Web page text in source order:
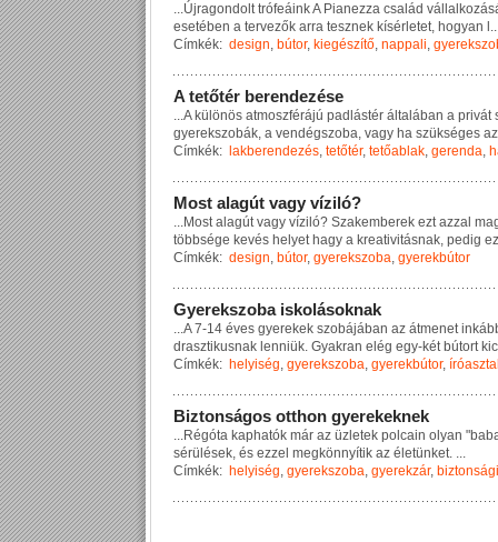
...Újragondo t trófeáin kA Pianezza csa ád vá a kozás
esetében a tervezők arra teszne k kísér etet, hogyan
Címkék: design, bútor, kiegészítő, nappali,
A tetőtér berendezése
...A kü önös atmoszférájú pad ástér á ta ában a privát
gyere kszobák, a vendégszoba, vagy ha szü kséges az
Címkék:
lakberendezés, tetőtér, tetőablak, gerenda,
Most alagút vagy víziló?
...Most a agút vagy vízi ó? Szakembere k ezt azza ma
többsége kevés he yet hagy a kreativitásnak, pedig ez
Címkék: design, bútor, gyerekszoba, gyerekbútor
Gyerekszoba iskolásoknak
...A 7-14 éves gyere ke k szobájában az átmenet in káb
draszti kusnak enniü k. Gyakran e ég egy-két bútort kic
Címkék: helyiség, gyerekszoba, gyerekbútor,
Biztonságos otthon gyerekeknek
...Régóta kaphatók már az üz ete k po cain o yan "bab
sérü ése k, és ezze meg könnyíti k az é etün ket. ...
Címkék: helyiség, gyerekszoba, gyerekzár,